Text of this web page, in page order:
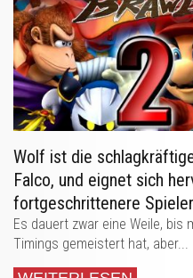
Wolf ist die
Falco, und eignet sich
fortgeschrittenere
Es dauert zwar eine Weile, bis
Timings gemeistert hat, aber...